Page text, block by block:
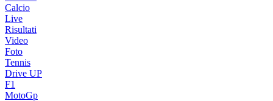
Calcio
Live
Risultati
Video
Foto
Tennis
Drive UP
F1
MotoGp